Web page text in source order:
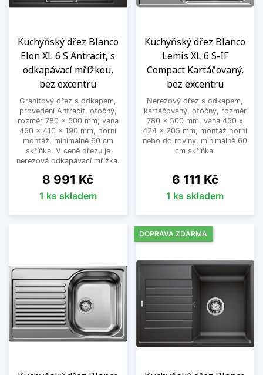
Kuchyňský dřez Blanco
Elon XL 6 S Antracit, s
odkapávací mřížkou,
bez excentru
Granitový dřez s odkapem,
provedení Antracit, otočný,
rozměr 780 x 500 mm, vana
450 x 410 x 190 mm, horní
montáž, minimálně 60 cm
skříňka. V ceně dřezu je
nerezová odkapávací mřížka.
Cena
8 991 Kč
1 ks skladem
Kuchyňský dřez Blanco
Lemis XL 6 S-IF
Compact Kartáčovaný,
bez excentru
Nerezový dřez s odkapem,
kartáčovaný, otočný, rozměr
780 x 500 mm, vana 450 x
424 x 205 mm, montáž horní
nebo do roviny, minimálně 60
cm skříňka.
Cena
6 111 Kč
1 ks skladem
DOPRAVA ZDARMA